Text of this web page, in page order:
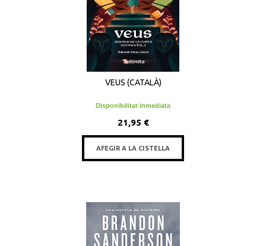
VEUS (CATALÀ)
Disponibilitat inmediata
21,95 €
AFEGIR A LA CISTELLA